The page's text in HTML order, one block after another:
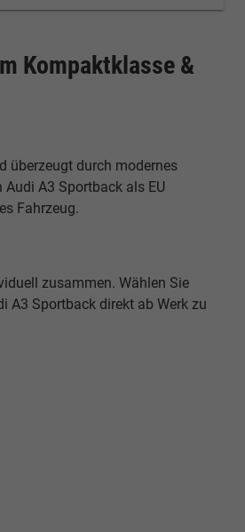
Kompaktklasse &
überzeugt durch modernes
A3 Sportback als EU
Fahrzeug.
zusammen. Wählen Sie
A3 Sportback direkt ab Werk zu